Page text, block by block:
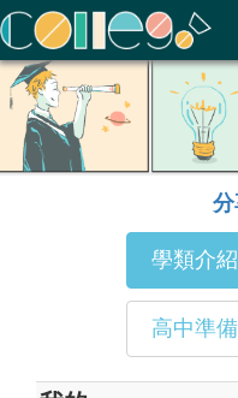
ColleGo! 大學選才與高中育
學類介紹
高中準備